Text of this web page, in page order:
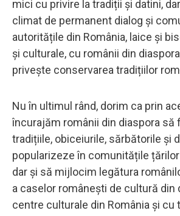
mici cu privire la tradiții și datini,
climat de permanent dialog și
autoritățile din România, laice și
și culturale, cu românii din
privește conservarea tradițiilor
Nu în ultimul rând, dorim ca prin
încurajăm românii din diaspora să
tradițiile, obiceiurile, sărbătorile și
popularizeze în comunitățile
dar și să mijlocim legătura
a caselor românești de cultură din
centre culturale din România și cu